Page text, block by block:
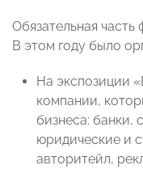
Обязательная
В этом году было
На экспозиции
компании,
бизнеса: банки,
юридические и
авторитейл,